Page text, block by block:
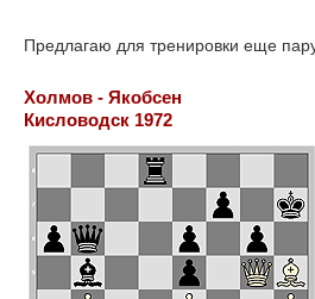
Предлагаю для тренировки еще
Холмов - Якобсен
Кисловодск 1972